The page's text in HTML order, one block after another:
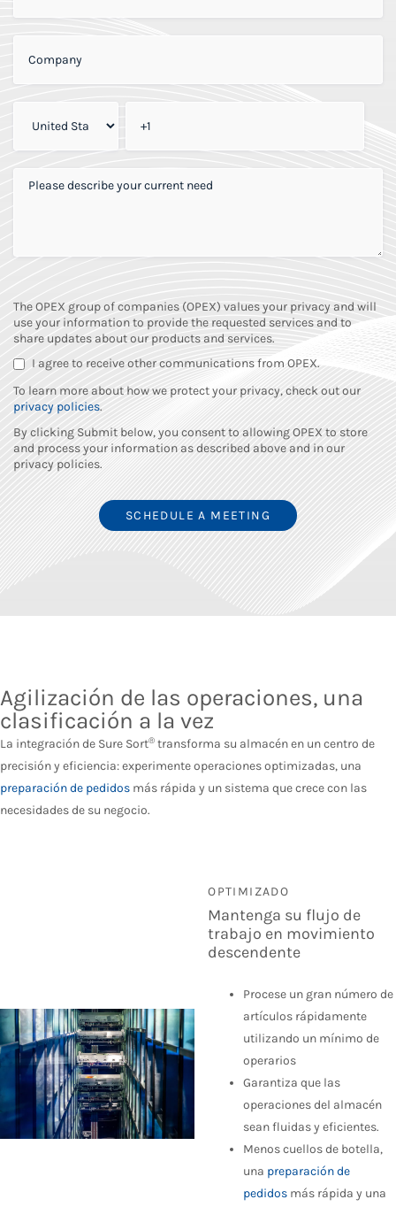
The OPEX group of companies (OPEX) values your privacy and will
use your information to provide the requested services and to
share updates about our products and services.
I agree to receive other communications from OPEX.
To learn more about how we protect your privacy, check out our
privacy policies.
By clicking Submit below, you consent to allowing OPEX to store
and process your information as described above and in our
privacy policies.
Agilización de las operaciones, una
clasificación a la vez
La integración de Sure Sort® transforma su almacén en un centro de
precisión y eficiencia: experimente operaciones optimizadas, una
preparación de pedidos más rápida y un sistema que crece con las
necesidades de su negocio.
OPTIMIZADO
Mantenga su flujo de
trabajo en movimiento
descendente
Procese un gran número de
artículos rápidamente
utilizando un mínimo de
operarios
Garantiza que las
operaciones del almacén
sean fluidas y eficientes.
Menos cuellos de botella,
una preparación de
pedidos más rápida y una